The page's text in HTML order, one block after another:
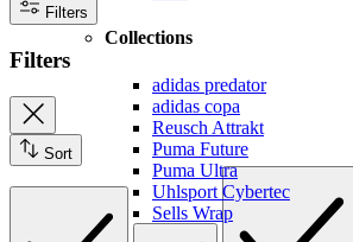
Collections
adidas predator
adidas copa
Reusch Attrakt
Puma Future
Puma Ultra
Uhlsport Cybertec
Sells Wrap
Filters
Filters
Sort